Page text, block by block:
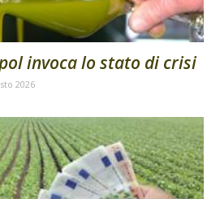
invoca lo stato di crisi
2026